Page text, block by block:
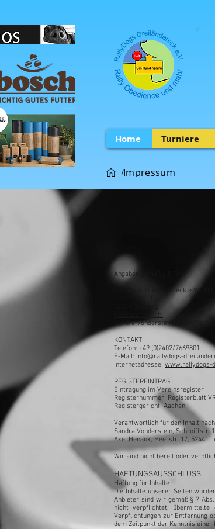
Home Turniere
/Impressum
Angaben gemäß § 5 TMG
RallyDogs Dreiländereck e.V. -
Vertreten durch:
Sandra Vonderstein, Schroiffstr.
KONTAKT
Telefon: +49 (0)2402/7669801
E-Mail: info@rallydogs-
Internetadresse: www.rallydogs-
REGISTEREINTRAG
Eintragung im Vereinsregister
Registernummer: Registerblatt
Registergericht: Aachen
Verantwortlich für den Inhalt nach
Sandra Vonderstein, Schroiffstr.
Axel Henaux, Heerstr. 17, 52441
Wir sind nicht bereit oder
HAFTUNGSAUSSCHLUSS
Haftung für Inhalte
Die Inhalte unserer Seiten
Anbieter sind wir gemäß § 7
nicht verpflichtet, übermittelte
Verpflichtungen zur Entfernung
dem Zeitpunkt der Kenntnis einer